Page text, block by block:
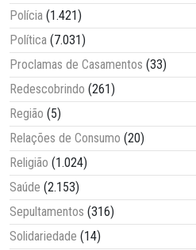
Polícia (1.421)
Política (7.031)
Proclamas de Casamentos (33)
Redescobrindo (261)
Região (5)
Relações de Consumo (20)
Religião (1.024)
Saúde (2.153)
Sepultamentos (316)
Solidariedade (14)